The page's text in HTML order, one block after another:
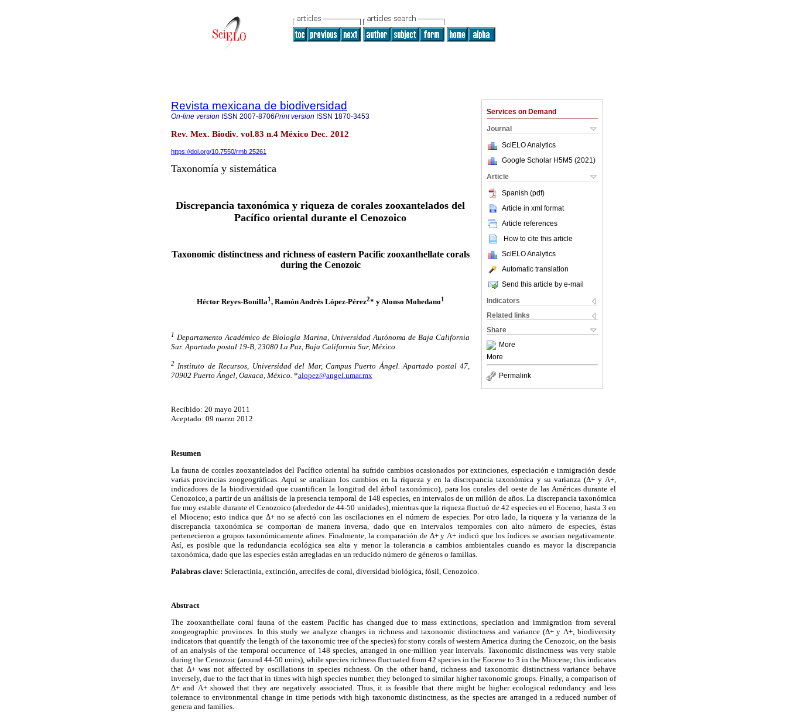
Services on Demand
Journal
SciELO Analytics
Google Scholar H5M5 (2021 )
Article
Spanish (pdf)
Article in xml format
Article references
How to cite this article
SciELO Analytics
Automatic translation
Send this article by e-mail
Indicators
Related links
Share
More
More
Permalink
Revista mexicana de biodiversidad
On-line version ISSN 2007-8706Print version ISSN 1870-3453
Rev. Mex. Biodiv. vol.83 n.4 México Dec. 2012
https://doi.org/10.7550/rmb.25261
Taxonomía y sistemática
Discrepancia taxonómica y riqueza de corales zooxantelados del
Pacífico oriental durante el Cenozoico
Taxonomic distinctness and richness of eastern Pacific zooxanthellate corals
during the Cenozoic
Héctor Reyes-Bonilla1, Ramón Andrés López-Pérez2* y Alonso Mohedano1
1 Departamento Académico de Biología Marina, Universidad Autónoma de Baja California
Sur. Apartado postal 19-B, 23080 La Paz, Baja California Sur, México.
2 Instituto de Recursos, Universidad del Mar, Campus Puerto Ángel. Apartado postal 47,
70902 Puerto Ángel, Oaxaca, México. *alopez@angel.umar.mx
Recibido: 20 mayo 2011
Aceptado: 09 marzo 2012
Resumen
La fauna de corales zooxantelados del Pacífico oriental ha sufrido cambios ocasionados por extinciones, especiación e inmigración desde
varias provincias zoogeográficas. Aquí se analizan los cambios en la riqueza y en la discrepancia taxonómica y su varianza (Δ+ y Λ+,
indicadores de la biodiversidad que cuantifican la longitud del árbol taxonómico), para los corales del oeste de las Américas durante el
Cenozoico, a partir de un análisis de la presencia temporal de 148 especies, en intervalos de un millón de años. La discrepancia taxonómica
fue muy estable durante el Cenozoico (alrededor de 44-50 unidades), mientras que la riqueza fluctuó de 42 especies en el Eoceno, hasta 3 en
el Mioceno; esto indica que Δ+ no se afectó con las oscilaciones en el número de especies. Por otro lado, la riqueza y la varianza de la
discrepancia taxonómica se comportan de manera inversa, dado que en intervalos temporales con alto número de especies, éstas
pertenecieron a grupos taxonómicamente afines. Finalmente, la comparación de Δ+ y Λ+ indicó que los índices se asocian negativamente.
Así, es posible que la redundancia ecológica sea alta y menor la tolerancia a cambios ambientales cuando es mayor la discrepancia
taxonómica, dado que las especies están arregladas en un reducido número de géneros o familias.
Palabras clave: Scleractinia, extinción, arrecifes de coral, diversidad biológica, fósil, Cenozoico.
Abstract
The zooxanthellate coral fauna of the eastern Pacific has changed due to mass extinctions, speciation and immigration from several
zoogeographic provinces. In this study we analyze changes in richness and taxonomic distinctness and variance (Δ+ y Λ+, biodiversity
indicators that quantify the length of the taxonomic tree of the species) for stony corals of western America during the Cenozoic, on the basis
of an analysis of the temporal occurrence of 148 species, arranged in one-million year intervals. Taxonomic distinctness was very stable
during the Cenozoic (around 44-50 units), while species richness fluctuated from 42 species in the Eocene to 3 in the Miocene; this indicates
that Δ+ was not affected by oscillations in species richness. On the other hand, richness and taxonomic distinctness variance behave
inversely, due to the fact that in times with high species number, they belonged to similar higher taxonomic groups. Finally, a comparison of
Δ+ and Λ+ showed that they are negatively associated. Thus, it is feasible that there might be higher ecological redundancy and less
tolerance to environmental change in time periods with high taxonomic distinctness, as the species are arranged in a reduced number of
genera and families.